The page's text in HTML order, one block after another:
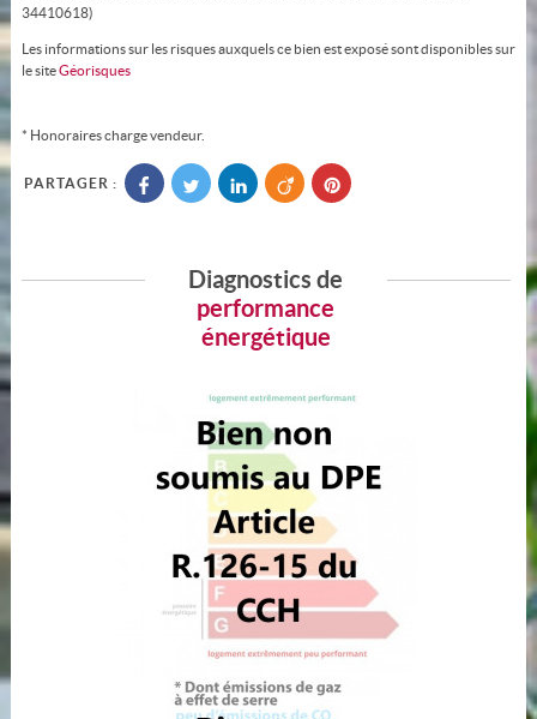
34410618)
Les informations sur les risques auxquels ce bien est exposé sont disponibles sur
le siteGéorisques
* Honoraires charge vendeur.
PARTAGER :
Diagnostics de
performance
énergétique